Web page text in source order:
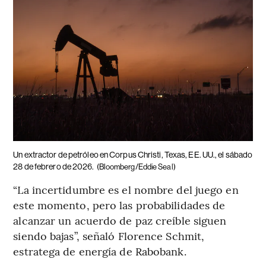
Un extractor de petróleo en Corpus Christi, Texas, EE. UU., el sábado
28 de febrero de 2026. (Bloomberg/Eddie Seal)
“La incertidumbre es el nombre del juego en
este momento, pero las probabilidades de
alcanzar un acuerdo de paz creíble siguen
siendo bajas”, señaló Florence Schmit,
estratega de energía de Rabobank.